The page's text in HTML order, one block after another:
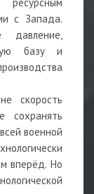
с Запада.
давление,
базу и
скорость
сохранять
военной
вперёд. Но